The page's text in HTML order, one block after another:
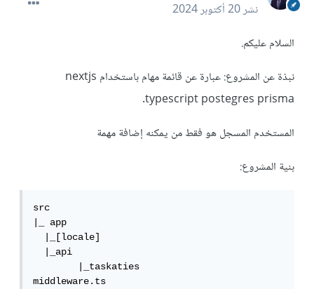
نشر20 أكتوبر 2024
السلام عليكم.
نبذة عن المشروع: عبارة عن قائمة مهام باستخدام nextjs
typescript postegres prisma.
المستخدم المسجل هو فقط من يمكنه إضافة مهمة
بنية المشروع:
src
|_ app
middleware.ts